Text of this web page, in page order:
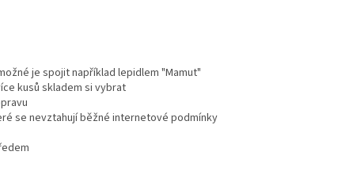
je spojit například lepidlem "Mamut"
kusů skladem si vybrat
se nevztahují běžné internetové podmínky